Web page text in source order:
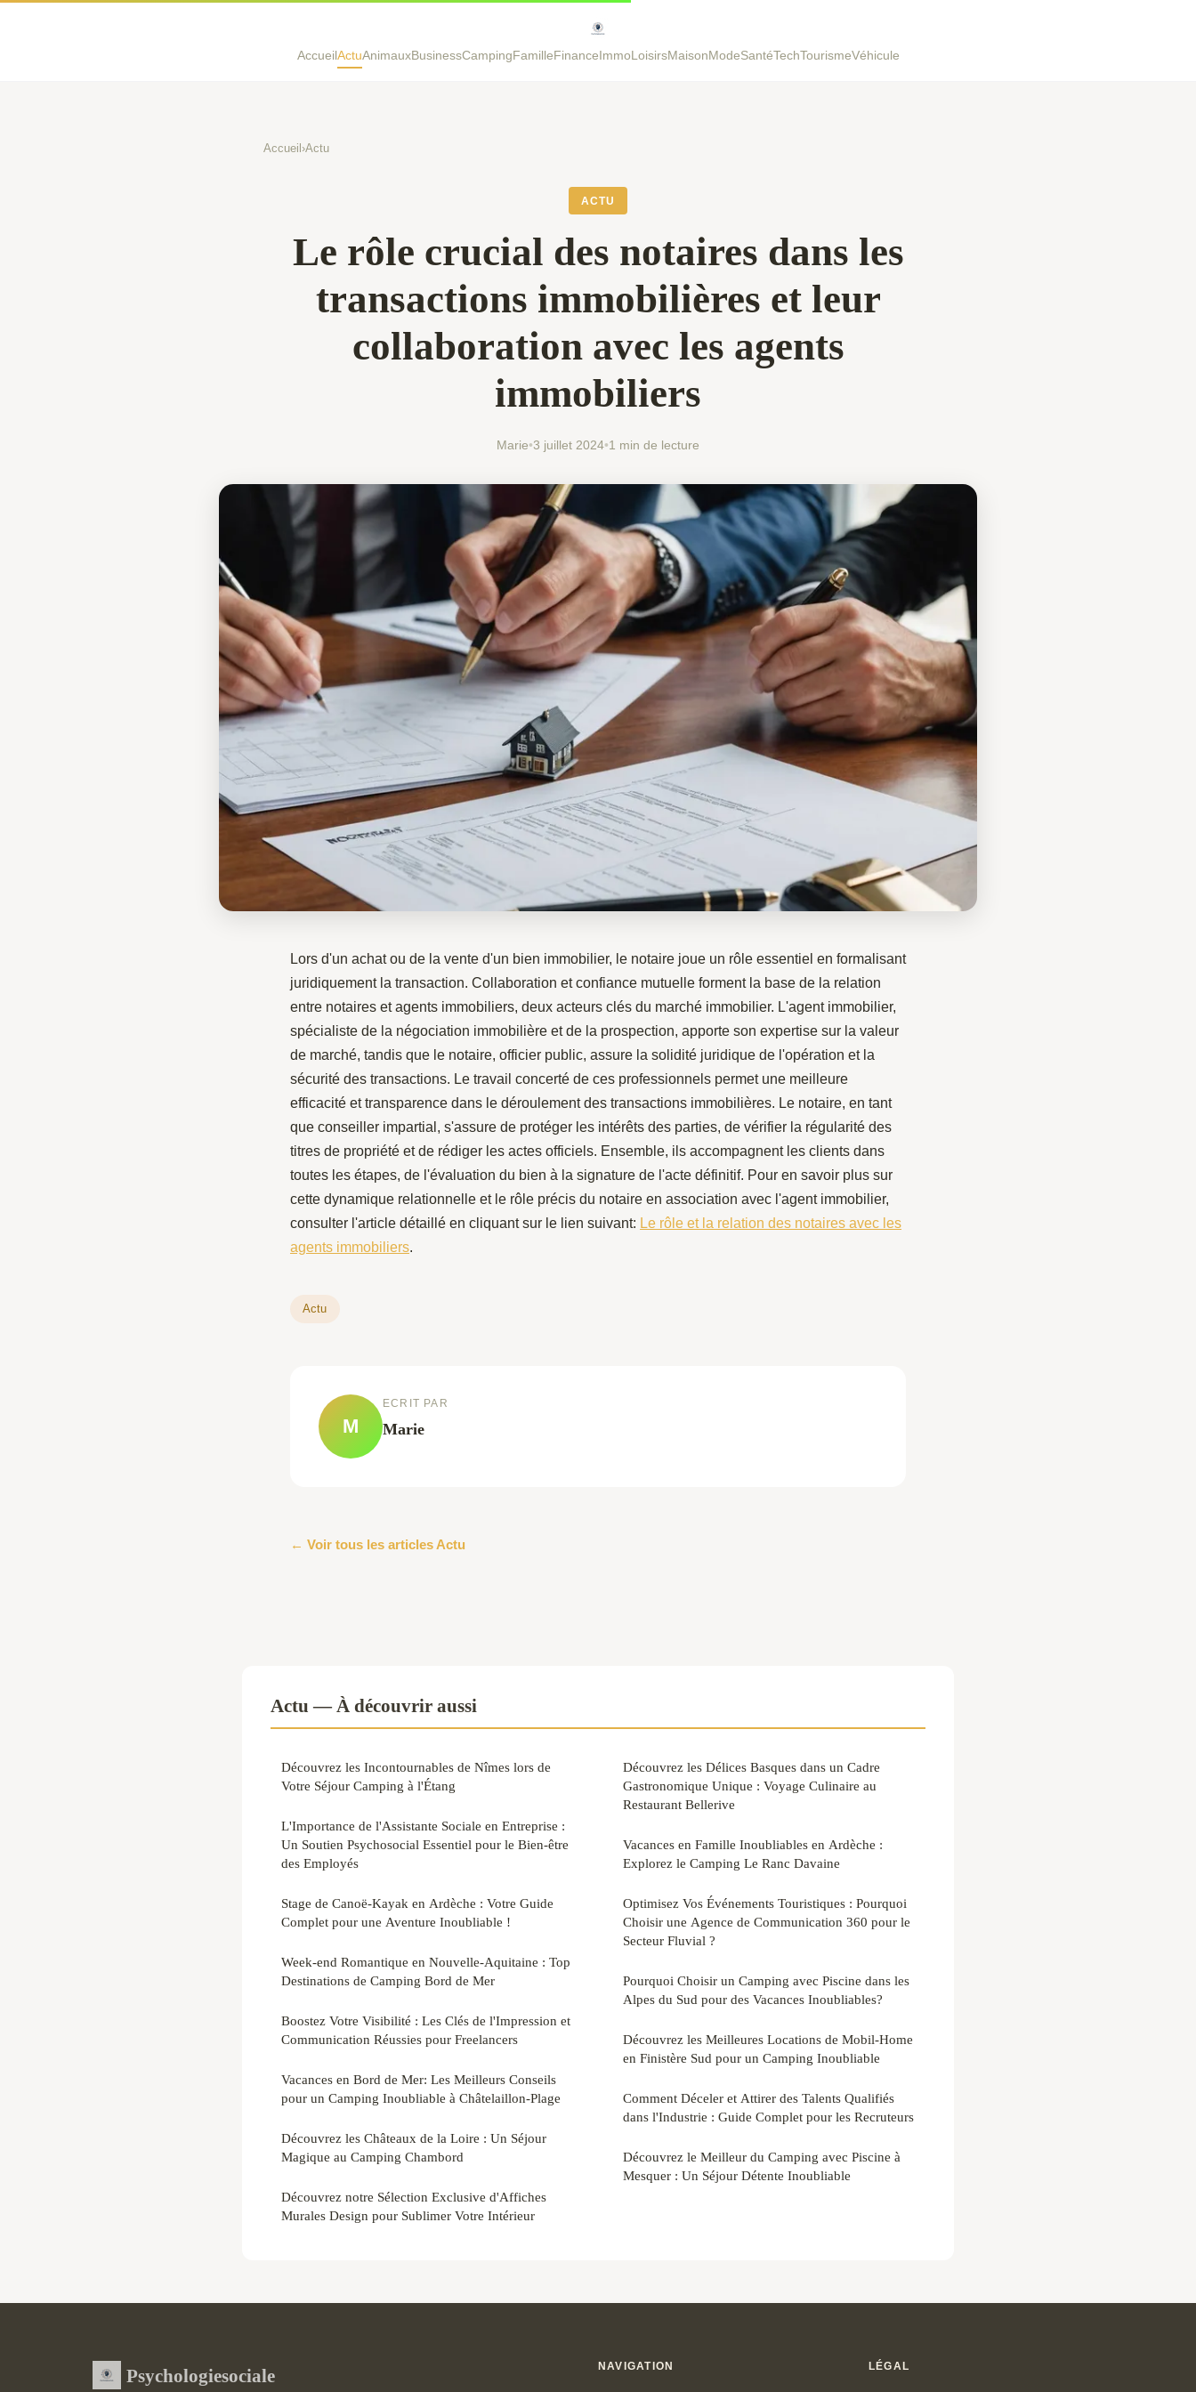
AccueilActuAnimauxBusinessCampingFamilleFinanceImmoLoisirsMaisonModeSantéTechTourismeVéhicule
Accueil ›Actu
ACTU
Le rôle crucial des notaires dans les
transactions immobilières et leur
collaboration avec les agents
immobiliers
Marie•3 juillet 2024•1 min de lecture
Lors d'un achat ou de la vente d'un bien immobilier, le notaire joue un rôle essentiel en formalisant
juridiquement la transaction. Collaboration et confiance mutuelle forment la base de la relation
entre notaires et agents immobiliers, deux acteurs clés du marché immobilier. L'agent immobilier,
spécialiste de la négociation immobilière et de la prospection, apporte son expertise sur la valeur
de marché, tandis que le notaire, officier public, assure la solidité juridique de l'opération et la
sécurité des transactions. Le travail concerté de ces professionnels permet une meilleure
efficacité et transparence dans le déroulement des transactions immobilières. Le notaire, en tant
que conseiller impartial, s'assure de protéger les intérêts des parties, de vérifier la régularité des
titres de propriété et de rédiger les actes officiels. Ensemble, ils accompagnent les clients dans
toutes les étapes, de l'évaluation du bien à la signature de l'acte définitif. Pour en savoir plus sur
cette dynamique relationnelle et le rôle précis du notaire en association avec l'agent immobilier,
consulter l'article détaillé en cliquant sur le lien suivant: Le rôle et la relation des notaires avec les
agents immobiliers.
Actu
M
ECRIT PAR
Marie
← Voir tous les articles Actu
Actu — À découvrir aussi
Découvrez les Incontournables de Nîmes lors de
Votre Séjour Camping à l'Étang
L'Importance de l'Assistante Sociale en Entreprise :
Un Soutien Psychosocial Essentiel pour le Bien-être
des Employés
Stage de Canoë-Kayak en Ardèche : Votre Guide
Complet pour une Aventure Inoubliable !
Week-end Romantique en Nouvelle-Aquitaine : Top
Destinations de Camping Bord de Mer
Boostez Votre Visibilité : Les Clés de l'Impression et
Communication Réussies pour Freelancers
Vacances en Bord de Mer: Les Meilleurs Conseils
pour un Camping Inoubliable à Châtelaillon-Plage
Découvrez les Châteaux de la Loire : Un Séjour
Magique au Camping Chambord
Découvrez notre Sélection Exclusive d'Affiches
Murales Design pour Sublimer Votre Intérieur
Découvrez les Délices Basques dans un Cadre
Gastronomique Unique : Voyage Culinaire au
Restaurant Bellerive
Vacances en Famille Inoubliables en Ardèche :
Explorez le Camping Le Ranc Davaine
Optimisez Vos Événements Touristiques : Pourquoi
Choisir une Agence de Communication 360 pour le
Secteur Fluvial ?
Pourquoi Choisir un Camping avec Piscine dans les
Alpes du Sud pour des Vacances Inoubliables?
Découvrez les Meilleures Locations de Mobil-Home
en Finistère Sud pour un Camping Inoubliable
Comment Déceler et Attirer des Talents Qualifiés
dans l'Industrie : Guide Complet pour les Recruteurs
Découvrez le Meilleur du Camping avec Piscine à
Mesquer : Un Séjour Détente Inoubliable
Psychologiesociale NAVIGATION LÉGAL